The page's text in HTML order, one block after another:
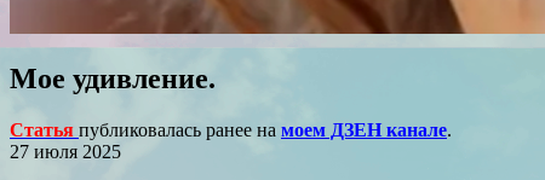
Мое удивление.
Статья публиковалась ранее на моем ДЗЕН канале.
27 июля 2025